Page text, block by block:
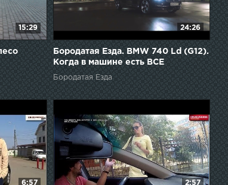
15:29 24:26
Бородатая Езда. BMW 740 Ld (G12).
Когда в машине есть ВСЕ
Бородатая Езда
6:57 2:57